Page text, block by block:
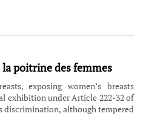
poitrine des femmes
exposing women’s breasts
exhibition under Article 222-32 of
discrimination, although tempered